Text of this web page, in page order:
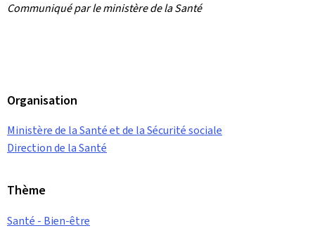
Communiqué par le ministère de la Santé
Organisation
Ministère de la Santé et de la Sécurité sociale
Direction de la Santé
Thème
Santé - Bien-être